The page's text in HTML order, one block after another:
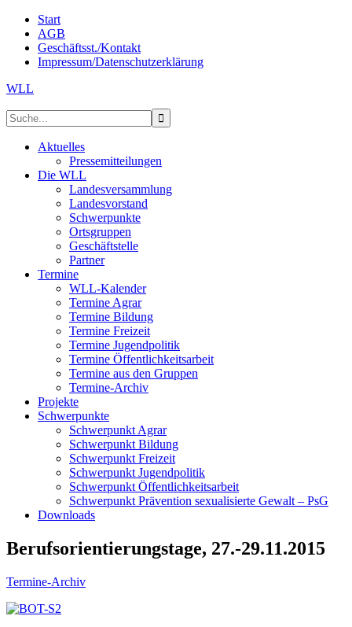
Start
AGB
Geschäftsst./Kontakt
Impressum/Datenschutzerklärung
WLL
Aktuelles
Pressemitteilungen
Die WLL
Landesversammlung
Landesvorstand
Schwerpunkte
Ortsgruppen
Geschäftstelle
Partner
Termine
WLL-Kalender
Termine Agrar
Termine Bildung
Termine Freizeit
Termine Jugendpolitik
Termine Öffentlichkeitsarbeit
Termine aus den Gruppen
Termine-Archiv
Projekte
Schwerpunkte
Schwerpunkt Agrar
Schwerpunkt Bildung
Schwerpunkt Freizeit
Schwerpunkt Jugendpolitik
Schwerpunkt Öffentlichkeitsarbeit
Schwerpunkt Prävention sexualisierte Gewalt – PsG
Downloads
Berufsorientierungstage, 27.-29.11.2015
Termine-Archiv